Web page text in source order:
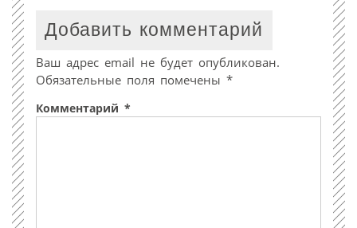
Добавить комментарий
Ваш адрес email не будет опубликован.
Обязательные поля помечены *
Комментарий *